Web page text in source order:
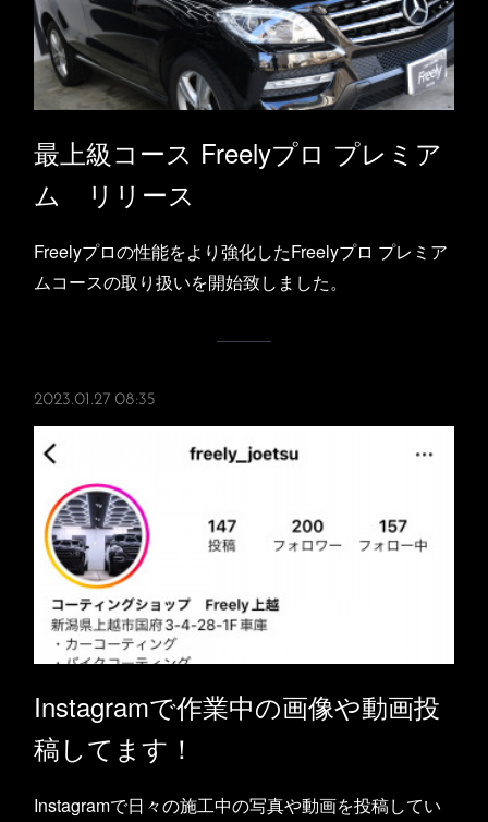
最上級コース Freelyプロ プレミア
ム リリース
Freelyプロの性能をより強化したFreelyプロ プレミア
ムコースの取り扱いを開始致しました。
2023.01.27 08:35
Instagramで作業中の画像や動画投
稿してます！
Instagramで日々の施工中の写真や動画を投稿してい